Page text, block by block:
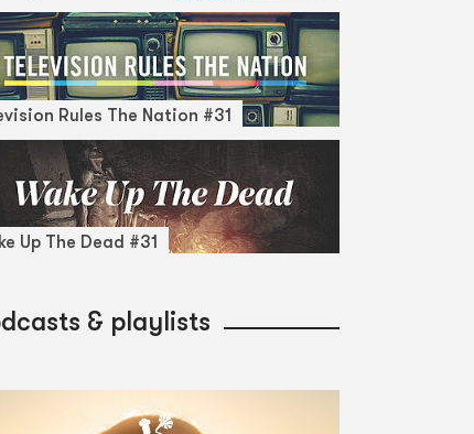
Rules The Nation #31
Up The Dead #31
& playlists